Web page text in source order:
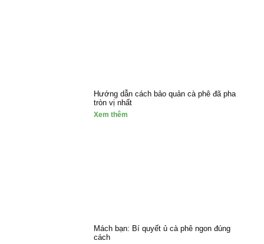
Hướng dẫn cách bảo quản cà phê đã pha
tròn vị nhất
Xem thêm
Mách bạn: Bí quyết ủ cà phê ngon đúng
cách